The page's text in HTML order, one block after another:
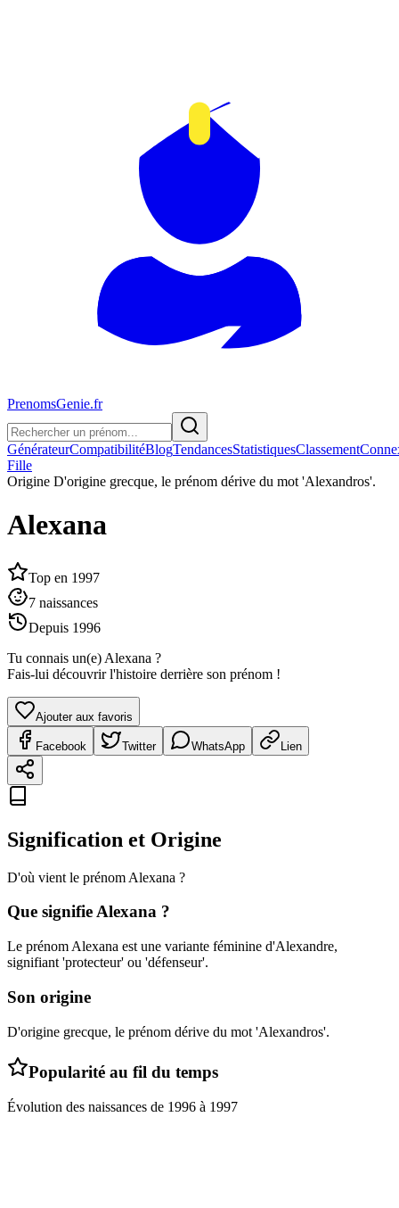
PrenomsGenie.fr
GénérateurCompatibilitéBlogTendancesStatistiquesClassement
Fille
Origine D'origine grecque, le prénom dérive du mot 'Alexandros'.
Alexana
Top en 1997
7 naissances
Depuis 1996
Tu connais un(e) Alexana ?
Fais-lui découvrir l'histoire derrière son prénom !
Ajouter aux favoris
Facebook Twitter WhatsApp Lien
Signification et Origine
D'où vient le prénom Alexana ?
Que signifieAlexana ?
Le prénom Alexana est une variante féminine d'Alexandre,
signifiant 'protecteur' ou 'défenseur'.
Son origine
D'origine grecque, le prénom dérive du mot 'Alexandros'.
Popularité au fil du temps
Évolution des naissances de 1996 à 1997